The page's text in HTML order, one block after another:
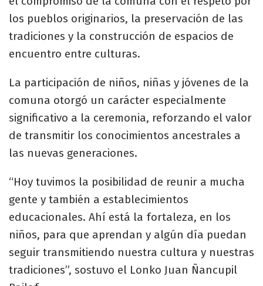
los pueblos originarios, la preservación de las
tradiciones y la construcción de espacios de
encuentro entre culturas.
La participación de niños, niñas y jóvenes de la
comuna otorgó un carácter especialmente
significativo a la ceremonia, reforzando el valor
de transmitir los conocimientos ancestrales a
las nuevas generaciones.
“Hoy tuvimos la posibilidad de reunir a mucha
gente y también a establecimientos
educacionales. Ahí está la fortaleza, en los
niños, para que aprendan y algún día puedan
seguir transmitiendo nuestra cultura y nuestras
tradiciones”, sostuvo el Lonko Juan Ñancupil